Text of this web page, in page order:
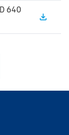
640
file_download